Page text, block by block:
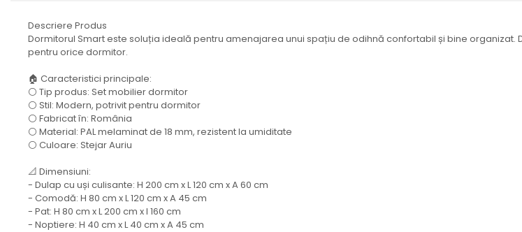
Descriere Produs
Dormitorul Smart este soluția ideală pentru amenajarea unui spațiu de odihnă confortabil și bine
pentru orice dormitor.
🏠 Caracteristici principale:
⚪ Tip produs: Set mobilier dormitor
⚪ Stil: Modern, potrivit pentru dormitor
⚪ Fabricat în: România
⚪ Material: PAL melaminat de 18 mm, rezistent la umiditate
⚪ Culoare: Stejar Auriu
📐 Dimensiuni:
- Dulap cu uși culisante: H 200 cm x L 120 cm x A 60 cm
- Comodă: H 80 cm x L 120 cm x A 45 cm
- Pat: H 80 cm x L 200 cm x l 160 cm
- Noptiere: H 40 cm x L 40 cm x A 45 cm